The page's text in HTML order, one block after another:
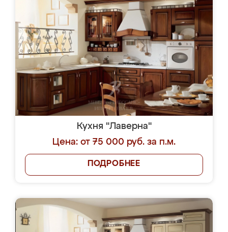
Кухня "Лаверна"
Цена: от 75 000 руб. за п.м.
ПОДРОБНЕЕ